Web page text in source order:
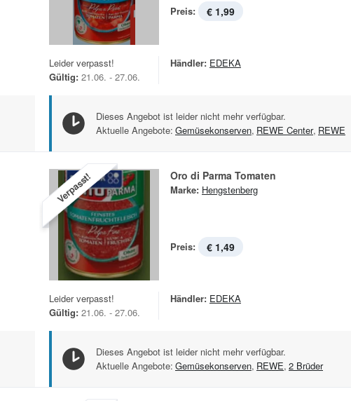
Preis: € 1,99
Leider verpasst!
Gültig: 21.06. - 27.06.
Händler: EDEKA
Dieses Angebot ist leider nicht mehr verfügbar.
Aktuelle Angebote: Gemüsekonserven, REWE Center, REWE
Verpasst! Oro di Parma Tomaten
Marke: Hengstenberg
Preis: € 1,49
Leider verpasst!
Gültig: 21.06. - 27.06.
Händler: EDEKA
Dieses Angebot ist leider nicht mehr verfügbar.
Aktuelle Angebote: Gemüsekonserven, REWE, 2 Brüder